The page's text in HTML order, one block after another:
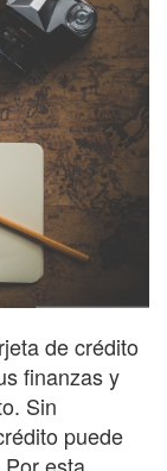
de crédito
finanzas y
Sin
puede
esta